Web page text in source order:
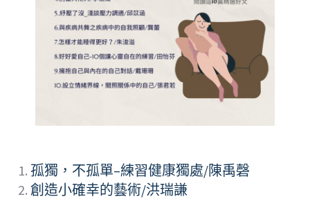
1. 孤獨，不孤單–練習健康獨處/陳禹磬
2. 創造小確幸的藝術/洪瑞謙